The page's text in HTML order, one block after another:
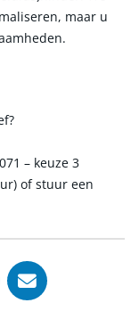
maar u
– keuze 3
of stuur een
opent in
opent
LinkedIn,
via
Deel via